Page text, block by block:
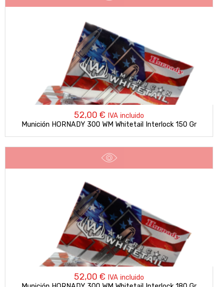
52,00 € IVA incluido
Munición HORNADY 300 WM Whitetail Interlock 150 Gr
52,00 € IVA incluido